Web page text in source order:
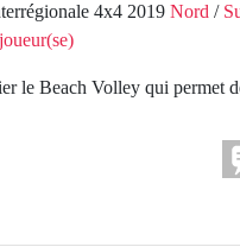
4x4 2019 Nord /
le Beach Volley qui permet